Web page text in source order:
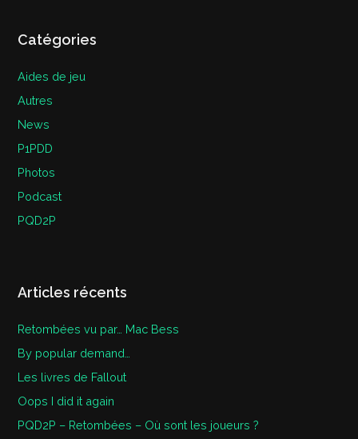
Catégories
Aides de jeu
Autres
News
P1PDD
Photos
Podcast
PQD2P
Articles récents
Retombées vu par… Mac Bess
By popular demand…
Les livres de Fallout
Oops I did it again
PQD2P – Retombées – Où sont les joueurs ?